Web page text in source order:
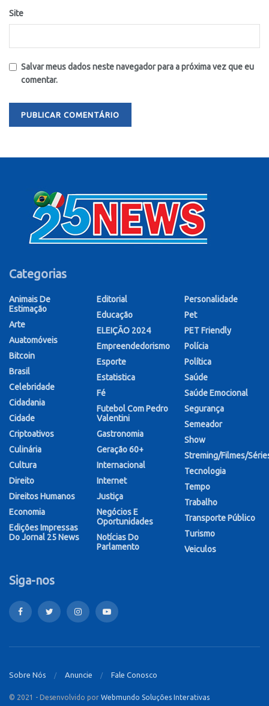
Site
Salvar meus dados neste navegador para a próxima vez que eu
comentar.
Categorias
Animais De
Estimação
Arte
Auatomóveis
Bitcoin
Brasil
Celebridade
Cidadania
Cidade
Criptoativos
Culinária
Cultura
Direito
Direitos Humanos
Economia
Edições Impressas
Do Jornal 25 News
Editorial
Educação
ELEIÇÃO 2024
Empreendedorismo
Esporte
Estatistica
Fé
Futebol Com Pedro
Valentini
Gastronomia
Geração 60+
Internacional
Internet
Justiça
Negócios E
Oportunidades
Notícias Do
Parlamento
Personalidade
Pet
PET Friendly
Polícia
Política
Saúde
Saúde Emocional
Segurança
Semeador
Show
Streming/Filmes/
Tecnologia
Tempo
Trabalho
Transporte Público
Turismo
Veiculos
Siga-nos
Sobre Nós Anuncie Fale Conosco
© 2021 - Desenvolvido por Webmundo Soluções Interativas